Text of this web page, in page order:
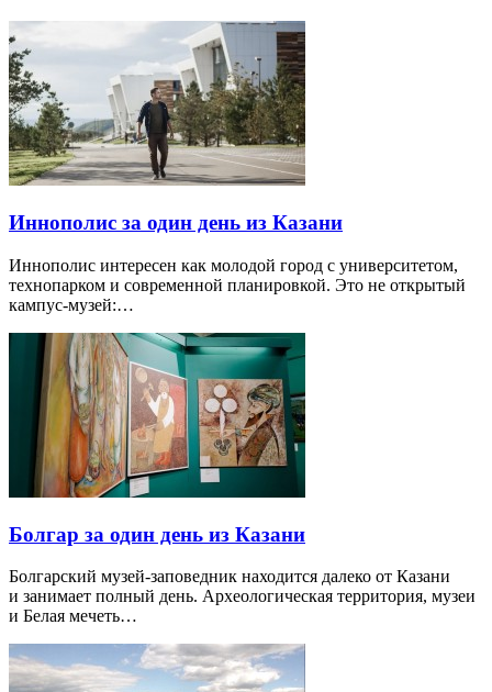
Иннополис за один день из Казани
Иннополис интересен как молодой город с университетом,
технопарком и современной планировкой. Это не открытый
кампус-музей:…
Болгар за один день из Казани
Болгарский музей-заповедник находится далеко от Казани
и занимает полный день. Археологическая территория, музеи
и Белая мечеть…